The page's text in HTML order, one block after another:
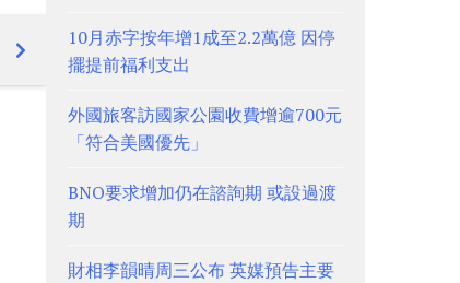
10月赤字按年增1成至2.2萬億 因停
擺提前福利支出
外國旅客訪國家公園收費增逾700元
「符合美國優先」
BNO要求增加仍在諮詢期 或設過渡
期
財相李韻晴周三公布 英媒預告主要